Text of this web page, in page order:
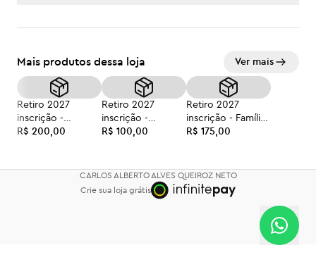
Mais produtos dessa loja Ver mais
Retiro 2027
inscrição -
Individual +12
R$ 200,00
Retiro 2027
inscrição -
Crianças 6 a 11
R$ 100,00
Retiro 2027
inscrição - Família
3 adultos +12 anos
R$ 175,00
CARLOS ALBERTO ALVES QUEIROZ NETO
Crie sua loja grátis